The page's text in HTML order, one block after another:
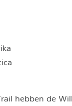
hebben de